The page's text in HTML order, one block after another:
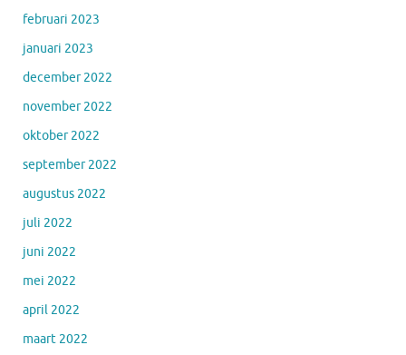
februari 2023
januari 2023
december 2022
november 2022
oktober 2022
september 2022
augustus 2022
juli 2022
juni 2022
mei 2022
april 2022
maart 2022